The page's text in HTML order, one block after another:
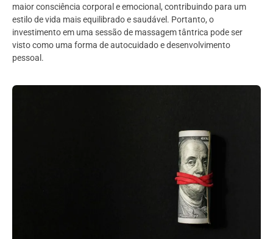
maior consciência corporal e emocional, contribuindo para um
estilo de vida mais equilibrado e saudável. Portanto, o
investimento em uma sessão de massagem tântrica pode ser
visto como uma forma de autocuidado e desenvolvimento
pessoal.